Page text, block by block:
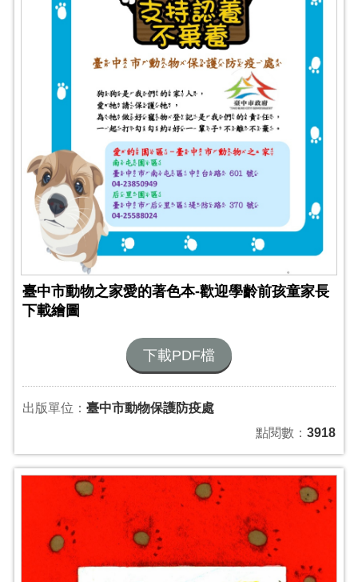
臺中市動物之家愛的著色本-歡迎學齡前孩童家長
下載繪圖
下載PDF檔
出版單位： 臺中市動物保護防疫處
點閱數：3918